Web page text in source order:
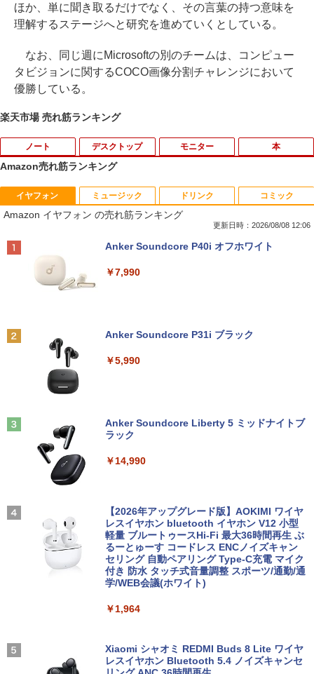
ほか、単に聞き取るだけでなく、その言葉の持つ意味を
理解するステージへと研究を進めていくとしている。
なお、同じ週にMicrosoftの別のチームは、コンピュー
タビジョンに関するCOCO画像分割チャレンジにおいて
優勝している。
楽天市場 売れ筋ランキング
ノート
1
中古パソコン | Dell | Latitude 3590 | Wi
ndows11 | ノートPC | 一年保証 | 第8世
代 | Core i5 8250U 1.6(〜最大3.4)GHz |
ライブ:非搭載 | 無線LAN:あり | Webカ
Cアダプター付属
SSD搭載 Core i5 7200U Windows11 Ho
トパソコン TOSHIBA 型落ち dynabook
oth Type-C USB3.0 安心保証
￥20,800
【★最大100%ポイント】富士通 LIFEBO
GB/12GB/SSD:128GB/256GB/512GB/1
中古PC 中古ノートパソコン Windows11
デスクトップ
1
【★最大100%ポイント】おまかせ 中古
パソコン Windows XP Celeron or Core
2 メモリ 4GB HDD 250GB DVDドライブ
安心保証 初期設定不要
￥9,980
2
【中古】純正ATI Apple Radeon HD 577
0 1GB ビデオカード Mac Pro デスクト
Windows11 中古パソコン EPSON エプ
ソン Endeavor ST20E Celeron N3160
スプレイ マウス キーボード WPS Office
￥17,600
【中古】Dospara◆デスクトップPC/Cor
e i5/16GB/2019年/HB//【パソコン】
hp Z420 Workstation Xeon E5-1660 3.
モニター
1
【おまかせ】モニター 23インチ 1920x1
080 フルHD HDMI PCモニター 中古ディ
￥6,600
D 1920×1080 1080P Fast IPS パネル 非
光沢 1000:1 高コントラスト 超軽量 600
5/Switch/PC/スマホ対応
アイ・オー・データ機器 ワイド液晶ディ
【当日発送】I-O DATA アイ・オー・デー
タ 5年保証 3辺フレームレス&広視野角A
DSパネル 23.8型ワイド液晶 ブラック 24
インチ相当 PCモニター LCD-A241DB L
CDA241DB 【NE直】
モニター 21.5インチ 黒 白 100Hz ゲーミ
ングモニター【1ms応答 2mmベゼルレ
本
1
オレンジページ 2026 10/17号増刊＜グレ
ー＞ [雑誌]
￥1,689
プ)
に魔術を極めます（24） 【電子書籍】[
石沢庸介 ]
￥825
【3千円以上送料無料】新装版 沈黙の艦
隊 全16巻セット
Amazon売れ筋ランキング
イヤフォン
Amazon イヤフォン の売れ筋ランキング
更新日時：2026/08/08 12:06
Anker Soundcore P40i オフホワイト
￥7,990
Anker Soundcore P31i ブラック
￥5,990
Anker Soundcore Liberty 5 ミッドナイトブ
ラック
￥14,990
【2026年アップグレード版】AOKIMI ワイヤ
レスイヤホン bluetooth イヤホン V12 小型
軽量 ブルートゥースHi-Fi 最大36時間再生 ぶ
るーとゅーす コードレス ENCノイズキャン
セリング 自動ペアリング Type-C充電 マイク
付き 防水 タッチ式音量調整 スポーツ/通勤/通
学/WEB会議(ホワイト)
￥1,964
Xiaomi シャオミ REDMI Buds 8 Lite ワイヤ
レスイヤホン Bluetooth 5.4 ノイズキャンセ
ミュージック ドリンク コミック